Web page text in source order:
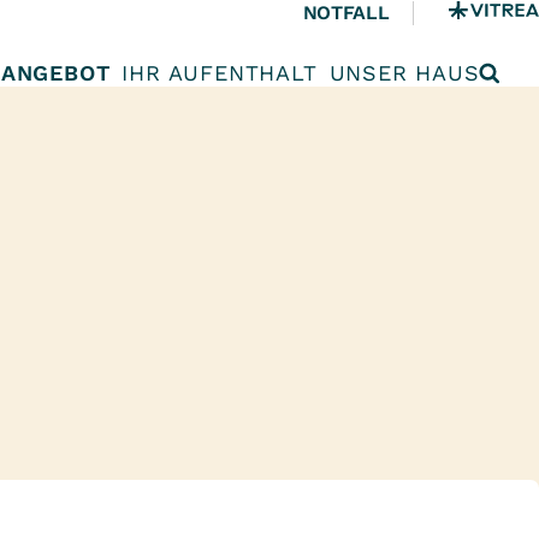
NOTFALL
ANGEBOT IHR AUFENTHALT UNSER HAUS